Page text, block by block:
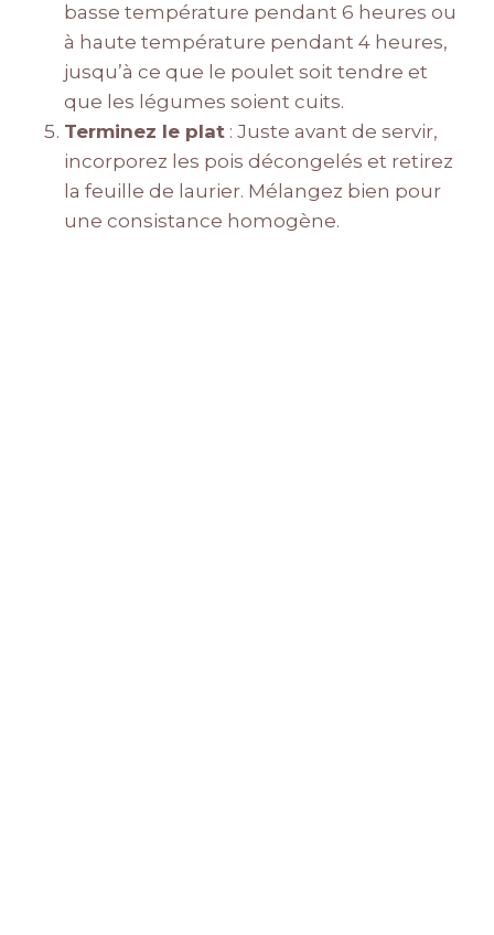
basse température pendant 6 heures ou
à haute température pendant 4 heures,
jusqu’à ce que le poulet soit tendre et
que les légumes soient cuits.
Terminez le plat : Juste avant de servir,
incorporez les pois décongelés et retirez
la feuille de laurier. Mélangez bien pour
une consistance homogène.